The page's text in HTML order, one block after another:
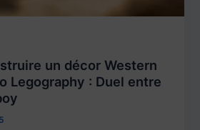
un décor Western
Legography : Duel entre